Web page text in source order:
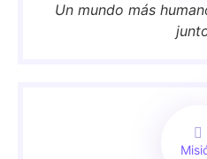
Un mundo más